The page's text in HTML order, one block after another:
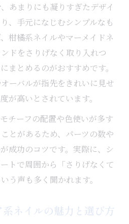
あまりにも凝りすぎたデザイ
、手元になじむシンプルなも
柑橘系ネイルやマーメイドネ
ドをさりげなく取り入れつ
まとめるのがおすすめです。
ーバルが指先をきれいに見せ
が高いとされています。
チーフの配置や色使いが多す
とがあるため、パーツの数や
成功のコツです。実際に、シ
トで周囲から「さりげなくて
う声も多く聞かれます。
ネイルの魅力と選び方